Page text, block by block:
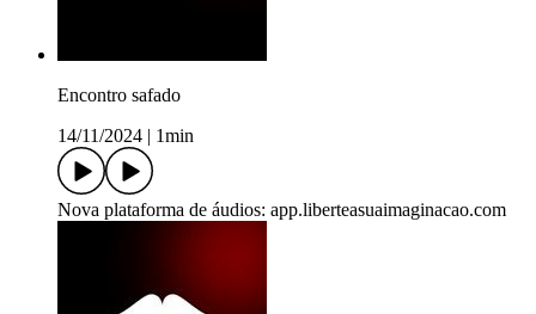
Encontro safado
14/11/2024
1min
Nova plataforma de áudios: app.liberteasuaimaginacao.com